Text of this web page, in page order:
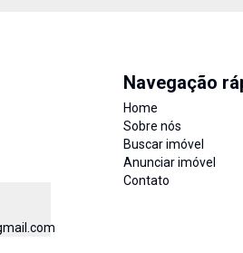
Navegação
Home
Sobre nós
Buscar imóvel
Anunciar imóvel
Contato